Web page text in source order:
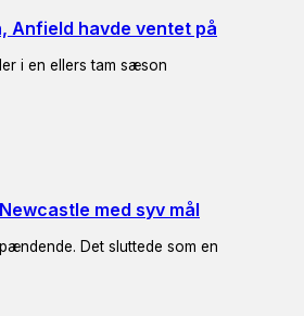
Anfield havde ventet på
i en ellers tam sæson
med syv mål
Det sluttede som en